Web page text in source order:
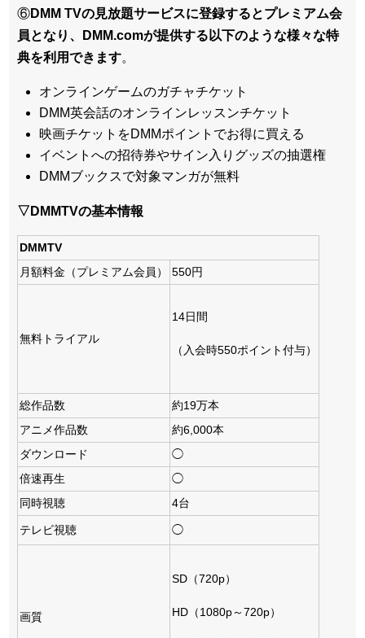
⑥DMM TVの見放題サービスに登録するとプレミアム会
員となり、DMM.comが提供する以下のような様々な特
典を利用できます。
オンラインゲームのガチャチケット
DMM英会話のオンラインレッスンチケット
映画チケットをDMMポイントでお得に買える
イベントへの招待券やサイン入りグッズの抽選権
DMMブックスで対象マンガが無料
▽DMMTVの基本情報
DMMTV
月額料金（プレミアム会員）
550円
無料トライアル
14日間
（入会時550ポイント付与）
総作品数
約19万本
アニメ作品数
約6,000本
ダウンロード
◯
倍速再生
◯
同時視聴
4台
テレビ視聴 ◯
画質
SD（720p）
HD（1080p～720p）